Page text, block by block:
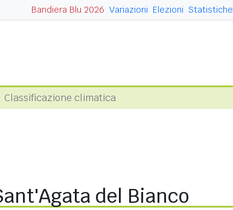
Bandiera Blu 2026 Variazioni Elezioni Statistiche
Classificazione climatica
del Bianco